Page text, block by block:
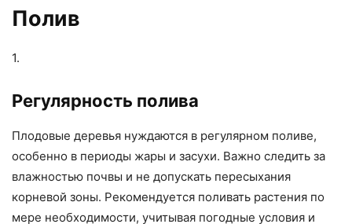
Полив
1.
Регулярность полива
Плодовые деревья нуждаются в регулярном поливе,
особенно в периоды жары и засухи. Важно следить за
влажностью почвы и не допускать пересыхания
корневой зоны. Рекомендуется поливать растения по
мере необходимости, учитывая погодные условия и